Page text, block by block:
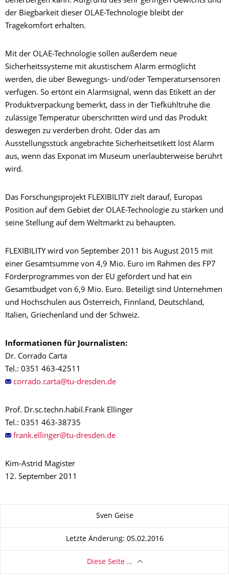
der Biegbarkeit dieser OLAE-Technologie bleibt der
Tragekomfort erhalten.
Mit der OLAE-Technologie sollen außerdem neue
Sicherheitssysteme mit akustischem Alarm ermöglicht
werden, die über Bewegungs- und/oder Temperatursensoren
verfügen. So ertönt ein Alarmsignal, wenn das Etikett an der
Produktverpackung bemerkt, dass in der Tiefkühltruhe die
zulässige Temperatur überschritten wird und das Produkt
deswegen zu verderben droht. Oder das am
Ausstellungsstück angebrachte Sicherheitsetikett löst Alarm
aus, wenn das Exponat im Museum unerlaubterweise berührt
wird.
Das Forschungsprojekt FLEXIBILITY zielt darauf, Europas
Position auf dem Gebiet der OLAE-Technologie zu stärken und
seine Stellung auf dem Weltmarkt zu behaupten.
FLEXIBILITY wird von September 2011 bis August 2015 mit
einer Gesamtsumme von 4,9 Mio. Euro im Rahmen des FP7
Förderprogrammes von der EU gefördert und hat ein
Gesamtbudget von 6,9 Mio. Euro. Beteiligt sind Unternehmen
und Hochschulen aus Österreich, Finnland, Deutschland,
Italien, Griechenland und der Schweiz.
Informationen für Journalisten:
Dr. Corrado Carta
Tel.: 0351 463-42511
Prof. Dr.sc.techn.habil.Frank Ellinger
Tel.: 0351 463-38735
Kim-Astrid Magister
12. September 2011
Sven Geise
Letzte Änderung: 05.02.2016
Diese Seite …